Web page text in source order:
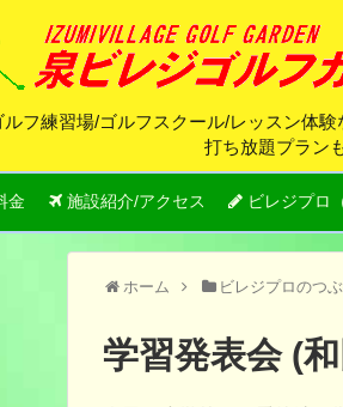
フ練習場/ゴルフスクール/レッスン体
打ち放題プラン
金 施設紹介/アクセス ビレジプロ
ホーム ビレジプロのつ
学習発表会 (